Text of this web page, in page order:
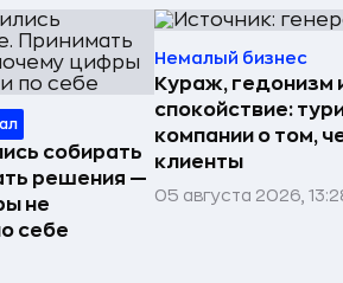
собирать
решения —
не
себе
Немалый бизнес
Кураж, гедонизм
спокойствие:
компании о том,
клиенты
05 августа 2026,